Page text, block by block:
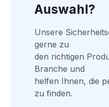
Auswahl?
Unsere
gerne zu
den richtigen
Branche und
helfen Ihnen, die
zu finden.